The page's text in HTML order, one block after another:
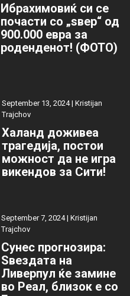
Ибрахимовиќ си се
почасти со „ѕвер“ од
900.000 евра за
роденденот! (ФОТО)
September 13, 2024 | Kristijan
Trajchov
Халанд доживеа
трагедија, постои
можност да не игра
викендов за Сити!
September 7, 2024 | Kristijan
Trajchov
Сунес прогнозира:
Ѕвездата на
Ливерпул ќе замине
во Реал, близок е со